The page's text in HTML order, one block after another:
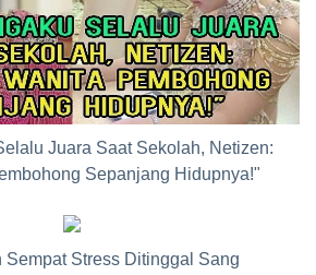
Juara Saat Sekolah, Netizen:
Sepanjang Hidupnya!"
Sempat Stress Ditinggal Sang